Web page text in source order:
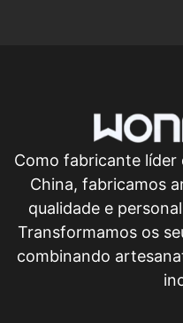
Como fabricante líder
China, fabricamos
qualidade e
Transformamos os
combinando